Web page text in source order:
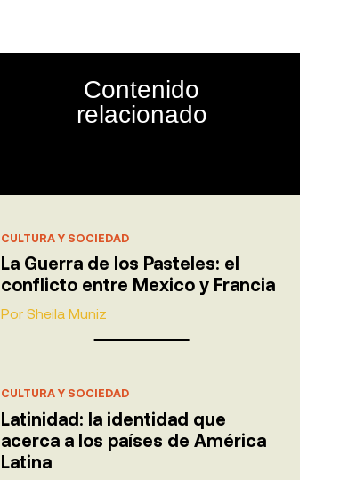
Contenido
relacionado
CULTURA Y SOCIEDAD
La Guerra de los Pasteles: el
conflicto entre Mexico y Francia
Por Sheila Muniz
CULTURA Y SOCIEDAD
Latinidad: la identidad que
acerca a los países de América
Latina